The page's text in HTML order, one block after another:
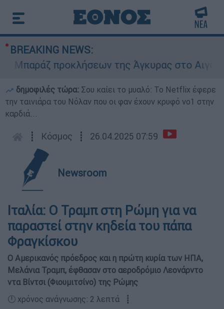
BREAKING NEWS:
Μπαράζ προκλήσεων της Άγκυρας στο Αιγαίο:
δημοφιλές τώρα: Σου καίει το μυαλό: Το Netflix έφερε
την ταινιάρα του Νόλαν που οι φαν έχουν κρυφό νο1 στην
καρδιά...
┋ Κόσμος ┋ 26.04.2025 07:59
Newsroom
Ιταλία: Ο Τραμπ στη Ρώμη για να
παραστεί στην κηδεία του πάπα
Φραγκίσκου
Ο Αμερικανός πρόεδρος και η πρώτη κυρία των ΗΠΑ,
Μελάνια Τραμπ, έφθασαν στο αεροδρόμιο Λεονάρντο
ντα Βίντσι (Φιουμιτσίνο) της Ρώμης
🕛 χρόνος ανάγνωσης: 2 λεπτά ┋